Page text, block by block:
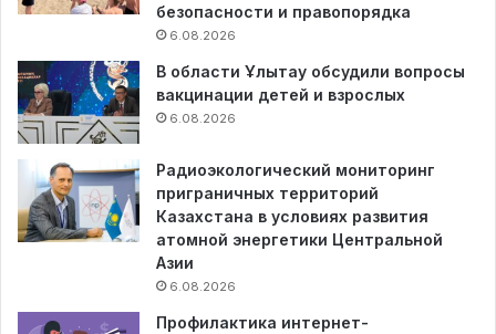
безопасности и правопорядка
6.08.2026
В области Ұлытау обсудили вопросы
вакцинации детей и взрослых
6.08.2026
Радиоэкологический мониторинг
приграничных территорий
Казахстана в условиях развития
атомной энергетики Центральной
Азии
6.08.2026
Профилактика интернет-